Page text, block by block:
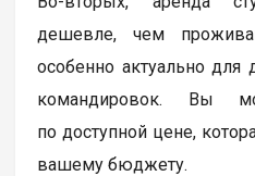
дешевле, чем
особенно актуально для
командировок. Вы
по доступной цене,
вашему бюджету.